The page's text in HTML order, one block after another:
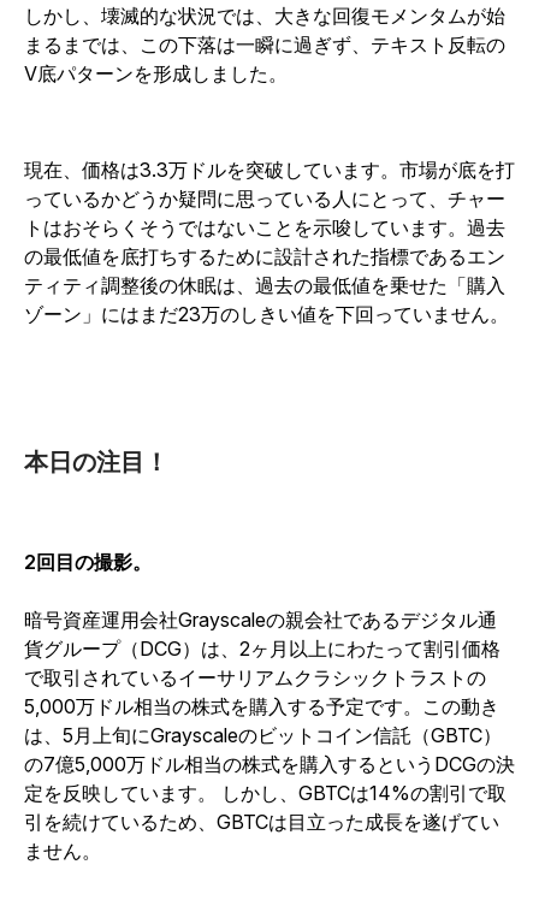
しかし、壊滅的な状況では、大きな回復モメンタムが始
まるまでは、この下落は一瞬に過ぎず、テキスト反転の
V底パターンを形成しました。
現在、価格は3.3万ドルを突破しています。市場が底を打
っているかどうか疑問に思っている人にとって、チャー
トはおそらくそうではないことを示唆しています。過去
の最低値を底打ちするために設計された指標であるエン
ティティ調整後の休眠は、過去の最低値を乗せた「購入
ゾーン」にはまだ23万のしきい値を下回っていません。
本日の注目！
2回目の撮影。
暗号資産運用会社Grayscaleの親会社であるデジタル通
貨グループ（DCG）は、2ヶ月以上にわたって割引価格
で取引されているイーサリアムクラシックトラストの
5,000万ドル相当の株式を購入する予定です。この動き
は、5月上旬にGrayscaleのビットコイン信託（GBTC）
の7億5,000万ドル相当の株式を購入するというDCGの決
定を反映しています。 しかし、GBTCは14%の割引で取
引を続けているため、GBTCは目立った成長を遂げてい
ません。